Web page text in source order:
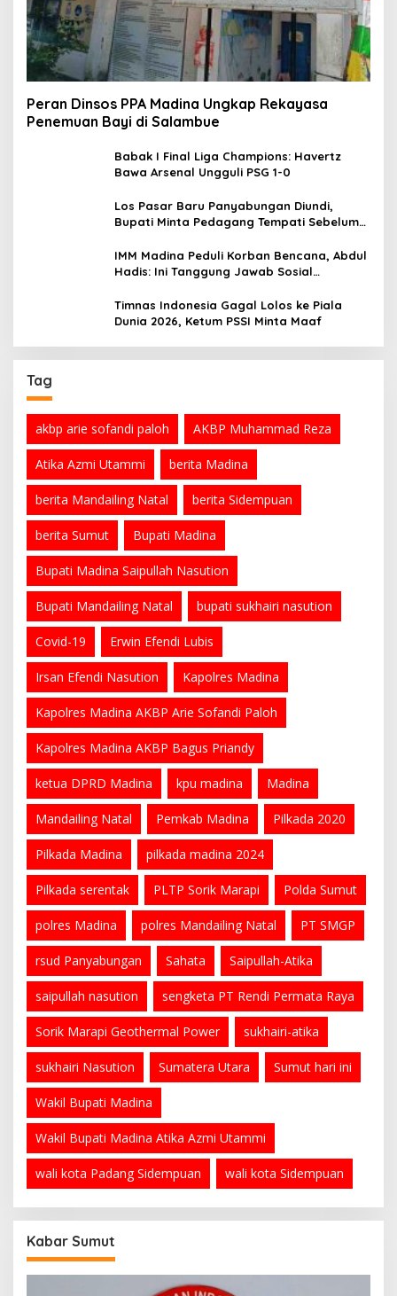
Peran Dinsos PPA Madina Ungkap Rekayasa
Penemuan Bayi di Salambue
Babak I Final Liga Champions: Havertz
Bawa Arsenal Ungguli PSG 1-0
Los Pasar Baru Panyabungan Diundi,
Bupati Minta Pedagang Tempati Sebelum
IMM Madina Peduli Korban Bencana, Abdul
Hadis: Ini Tanggung Jawab Sosial
Timnas Indonesia Gagal Lolos ke Piala
Dunia 2026, Ketum PSSI Minta Maaf
Tag
akbp arie sofandi paloh AKBP Muhammad Reza
Atika Azmi Utammi berita Madina
berita Mandailing Natal berita Sidempuan
berita Sumut Bupati Madina
Bupati Madina Saipullah Nasution
Bupati Mandailing Natal bupati sukhairi nasution
Covid-19 Erwin Efendi Lubis
Irsan Efendi Nasution Kapolres Madina
Kapolres Madina AKBP Arie Sofandi Paloh
Kapolres Madina AKBP Bagus Priandy
ketua DPRD Madina kpu madina Madina
Mandailing Natal Pemkab Madina Pilkada 2020
Pilkada Madina pilkada madina 2024
Pilkada serentak PLTP Sorik Marapi Polda Sumut
polres Madina polres Mandailing Natal PT SMGP
rsud Panyabungan Sahata Saipullah-Atika
saipullah nasution sengketa PT Rendi Permata Raya
Sorik Marapi Geothermal Power sukhairi-atika
sukhairi Nasution Sumatera Utara Sumut hari ini
Wakil Bupati Madina
Wakil Bupati Madina Atika Azmi Utammi
wali kota Padang Sidempuan wali kota Sidempuan
Kabar Sumut